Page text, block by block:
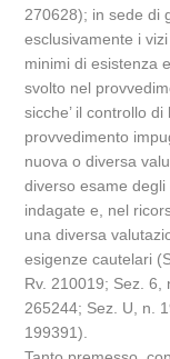
270628); in sede di
esclusivamente i
minimi di esistenza
svolto nel
sicche’ il controllo di
provvedimento
nuova o diversa
diverso esame
indagate e, nel
una diversa
esigenze cautelari
Rv. 210019; Sez. 6,
265244; Sez. U, n.
199391).